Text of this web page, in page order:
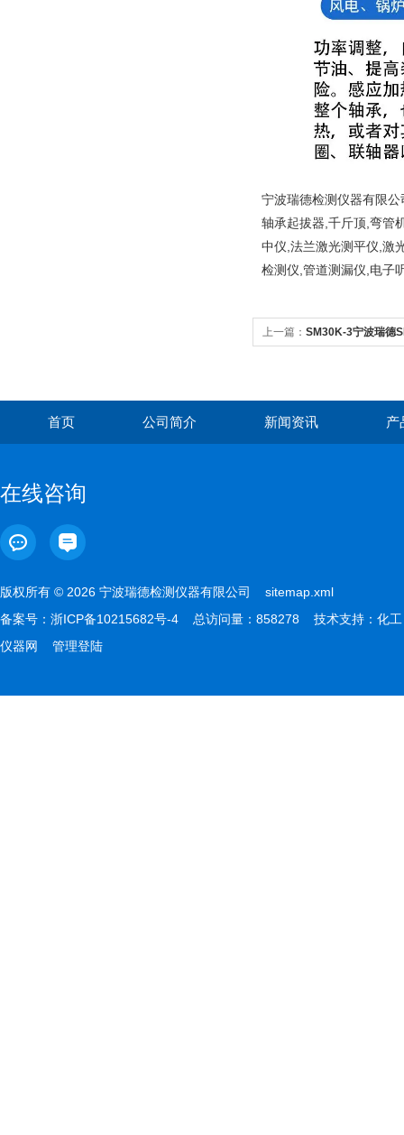
宁波瑞德检测仪器有限
轴承起拔器,千斤顶,弯管
中仪,法兰激光测平仪,激
检测仪,管道测漏仪,电子
上一篇： SM30K-3宁波瑞德
首页 公司简介 新闻资讯 产
在线咨询
版权所有 © 2026 宁波瑞德检测仪器有限公司 sitemap.xml
备案号： 浙ICP备10215682号-4 总访问量：858278 技术支持： 化工
仪器网
管理登陆